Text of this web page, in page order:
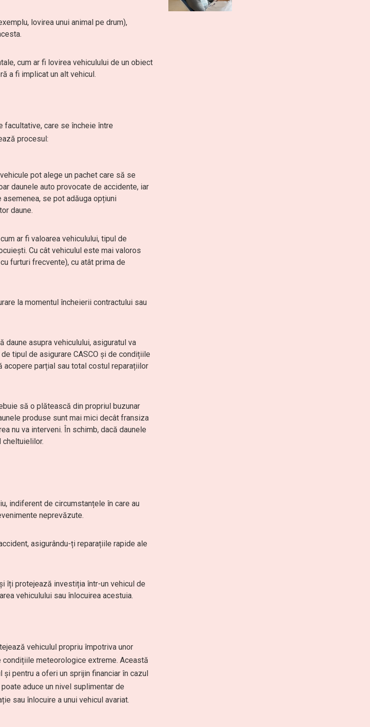
lovirea unui animal pe drum),
cum ar fi lovirea vehiculului de un obiect
a fi implicat un alt vehicul.
facultative, care se încheie între
procesul:
pot alege un pachet care să se
daunele auto provocate de accidente, iar
se pot adăuga opțiuni
daune.
ar fi valoarea vehiculului, tipul de
Cu cât vehiculul este mai valoros
furturi frecvente), cu atât prima de
la momentul încheierii contractului sau
daune asupra vehiculului, asiguratul va
tipul de asigurare CASCO și de condițiile
acopere parțial sau total costul reparațiilor
să o plătească din propriul buzunar
produse sunt mai mici decât fransiza
nu va interveni. În schimb, dacă daunele
cheltuielilor.
indiferent de circumstanțele în care au
neprevăzute.
asigurându-ți reparațiile rapide ale
îți protejează investiția într-un vehicul de
vehiculului sau înlocuirea acestuia.
vehiculul propriu împotriva unor
meteorologice extreme. Această
pentru a oferi un sprijin financiar în cazul
aduce un nivel suplimentar de
sau înlocuire a unui vehicul avariat.